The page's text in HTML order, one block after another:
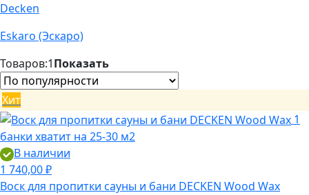
Decken
Eskaro (Эскаро)
Товаров:1Показать
Хит
1
банки хватит на 25-30 м2
В наличии
1 740,00 ₽
Воск для пропитки сауны и бани DECKEN Wood Wax